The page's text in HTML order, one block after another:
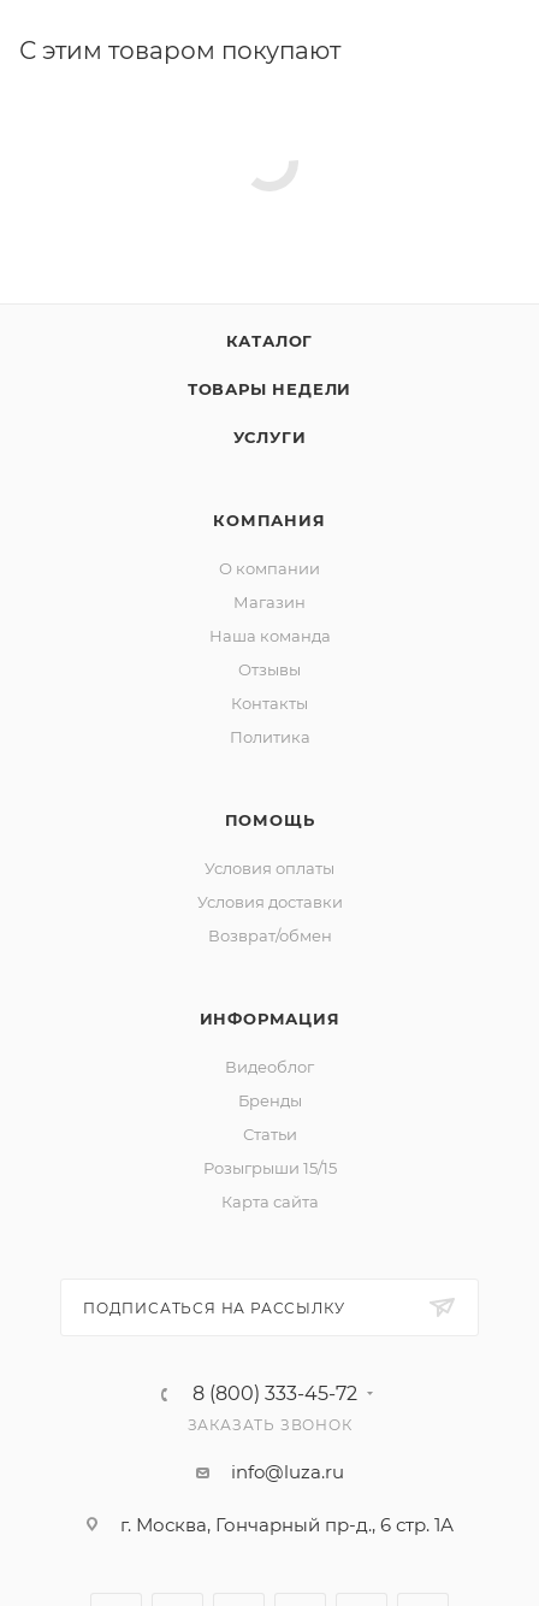
С этим товаром покупают
КАТАЛОГ
ТОВАРЫ НЕДЕЛИ
УСЛУГИ
КОМПАНИЯ
О компании
Магазин
Наша команда
Отзывы
Контакты
Политика
ПОМОЩЬ
Условия оплаты
Условия доставки
Возврат/обмен
ИНФОРМАЦИЯ
Видеоблог
Бренды
Статьи
Розыгрыши 15/15
Карта сайта
ПОДПИСАТЬСЯ НА РАССЫЛКУ
8 (800) 333-45-72
ЗАКАЗАТЬ ЗВОНОК
info@luza.ru
г. Москва, Гончарный пр-д., 6 стр. 1А